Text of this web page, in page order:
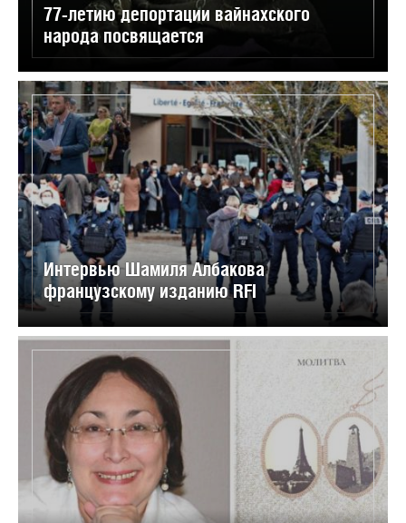
77-летию депортации вайнахского
народа посвящается
Интервью Шамиля Албакова
французскому изданию RFI